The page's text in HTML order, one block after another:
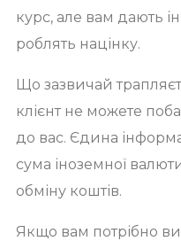
курс, але вам дають
роблять націнку.
Що зазвичай
клієнт не можете
до вас. Єдина
сума іноземної
обміну коштів.
Якщо вам потрібно